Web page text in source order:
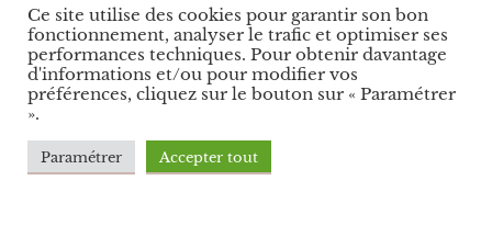
durable, éthique…) ?
Peut-on faire confiance au bio de
Les produits du marché sont-ils
Ce site utilise des cookies pour garantir son bon
fonctionnement, analyser le trafic et optimiser ses
performances techniques. Pour obtenir davantage
d'informations et/ou pour modifier vos
préférences, cliquez sur le bouton sur « Paramétrer
».
Paramétrer Accepter tout